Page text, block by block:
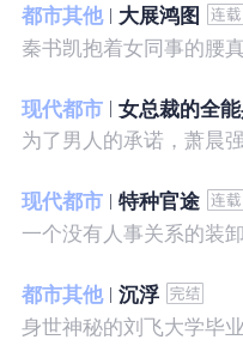
都市其他
大展鸿图
现代都市
女总裁的全
现代都市
特种官途
都市其他
沉浮